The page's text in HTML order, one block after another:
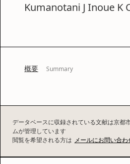
Kumanotani J Inoue K
概要 Summary
データベースに収録されている文献は京都
ムが管理しています
閲覧を希望される方は メールにお問い合